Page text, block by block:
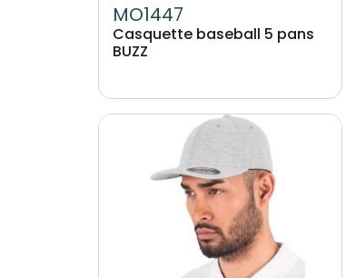
MO1447
Casquette baseball 5 pans
BUZZ
Image